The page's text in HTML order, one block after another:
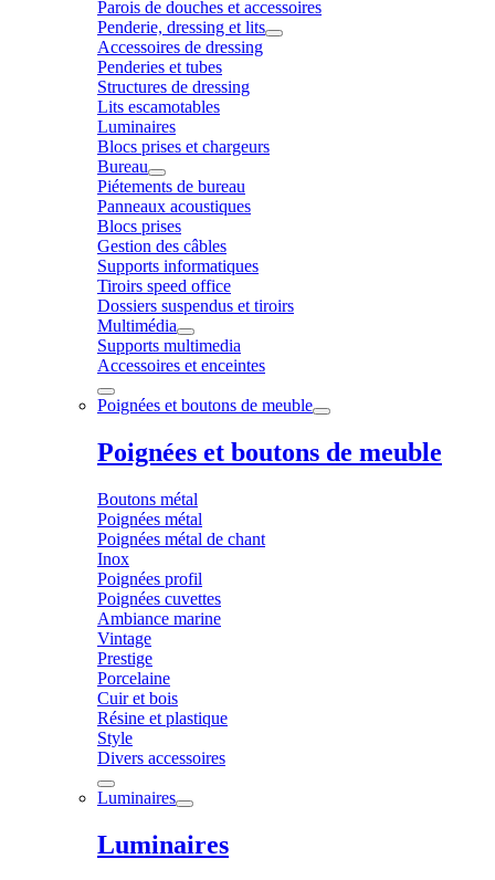
Parois de douches et accessoires
Penderie, dressing et lits
Accessoires de dressing
Penderies et tubes
Structures de dressing
Lits escamotables
Luminaires
Blocs prises et chargeurs
Bureau
Piétements de bureau
Panneaux acoustiques
Blocs prises
Gestion des câbles
Supports informatiques
Tiroirs speed office
Dossiers suspendus et tiroirs
Multimédia
Supports multimedia
Accessoires et enceintes
Poignées et boutons de meuble
Poignées et boutons de meuble
Boutons métal
Poignées métal
Poignées métal de chant
Inox
Poignées profil
Poignées cuvettes
Ambiance marine
Vintage
Prestige
Porcelaine
Cuir et bois
Résine et plastique
Style
Divers accessoires
Luminaires
Luminaires